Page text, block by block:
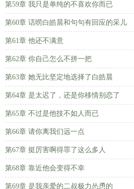
第59章 我只是单纯的不喜欢你而已
第60章 话唠白皓晨和句句有回应的采儿
第61章 他还不满意
第62章 你自己怎么不拼一把
第63章 她无比坚定地选择了白皓晨
第64章 是太迟了，还是你移情别恋了
第65章 不过是他技不如人而已
第66章 请你离我们远一点
第67章 挺厉害啊得罪了这么多人
第68章 靠近他会变得不幸
第69章 是我亲爱的二叔极力怂恿的